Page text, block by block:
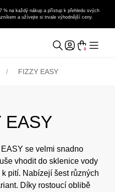
% na každý nákup a přístup k přehledu svých
a užívejte si trvale výhodnější ceny.
0
FIZZY EASY
EASY
se velmi snadno
vhodit do sklenice vody
pití. Nabízejí šest různých
Díky rostoucí oblibě